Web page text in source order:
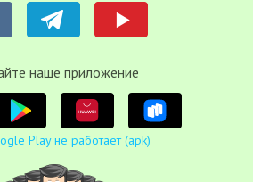
наше приложение
Play не работает (apk)